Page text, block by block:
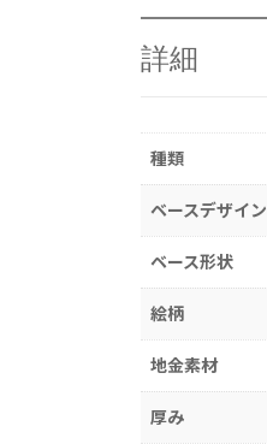
詳細
種類
ベースデザイン
ベース形状
絵柄
地金素材
厚み